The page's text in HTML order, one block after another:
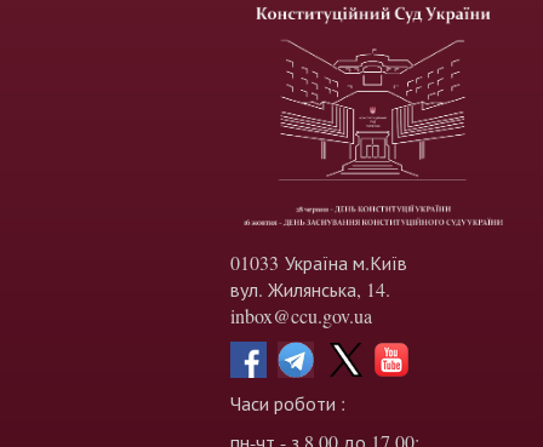
01033 Україна м.Київ
вул. Жилянська, 14.
inbox@ccu.gov.ua
Часи роботи :
пн-чт - з 8.00 до 17.00;